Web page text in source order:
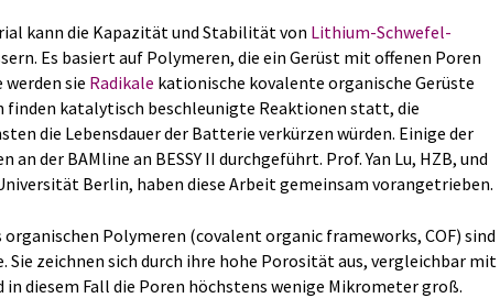
kann die Kapazität und Stabilität von Lithium-Schwefel-
Es basiert auf Polymeren, die ein Gerüst mit offenen Poren
werden sie Radikale kationische kovalente organische Gerüste
finden katalytisch beschleunigte Reaktionen statt, die
die Lebensdauer der Batterie verkürzen würden. Einige der
der BAMline an BESSY II durchgeführt. Prof. Yan Lu, HZB, und
Berlin, haben diese Arbeit gemeinsam vorangetrieben.
Polymeren (covalent organic frameworks, COF) sind
zeichnen sich durch ihre hohe Porosität aus, vergleichbar mit
diesem Fall die Poren höchstens wenige Mikrometer groß.